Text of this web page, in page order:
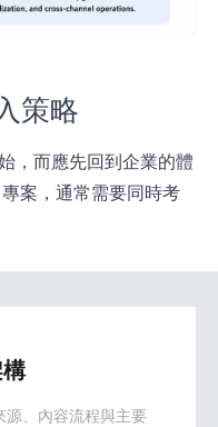
策略
，而應先回到企業的體
案，通常需要同時考
源、內容流程與主要